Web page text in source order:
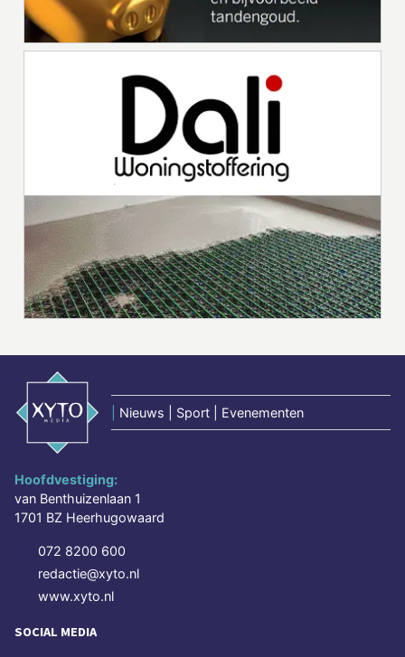
Nieuws | Sport | Evenementen
Hoofdvestiging:
van Benthuizenlaan 1
1701 BZ Heerhugowaard
072 8200 600
redactie@xyto.nl
www.xyto.nl
SOCIAL MEDIA